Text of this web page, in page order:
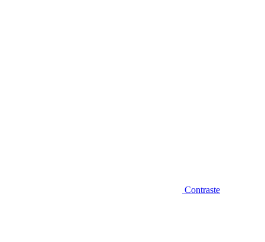
Contraste